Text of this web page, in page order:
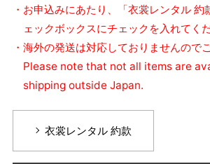
・お申込みにあたり、「衣裳レンタル 約
ェックボックスにチェックを入れてくだ
・海外の発送は対応しておりませんので
Please note that not all items are
shipping outside Japan.
衣裳レンタル 約款